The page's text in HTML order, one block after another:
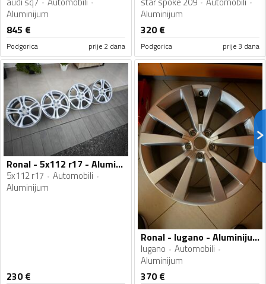
Aluminijum
845 €
Podgorica prije 2 dana
Aluminijum
320€
Podgorica prije 3 dana
Ronal - 5x112 r17 - Aluminijum felne
5x112 r17
Automobili
Aluminijum
230€
Ronal - lugano - Aluminijum felne
lugano
Automobili
Aluminijum
370€